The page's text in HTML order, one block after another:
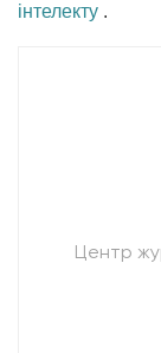
інтелекту .
Центр